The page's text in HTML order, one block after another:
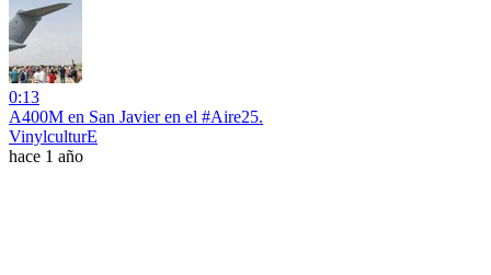
0:13
A400M en San Javier en el #Aire25.
VinylculturE
hace 1 año